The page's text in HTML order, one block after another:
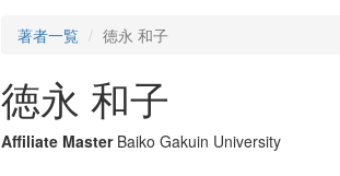
著者一覧 徳永 和子
徳永 和子
Affiliate Master Baiko Gakuin University